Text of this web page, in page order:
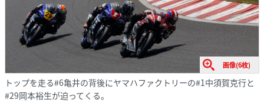
画像(6枚)
トップを走る#6亀井の背後にヤマハファクトリーの#1中須賀克行と
#29岡本裕生が迫ってくる。